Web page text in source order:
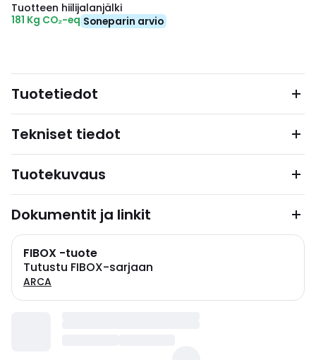
Tuotteen hiilijalanjälki
181 Kg CO₂-eq Soneparin arvio
Tuotetiedot
Tekniset tiedot
Tuotekuvaus
Dokumentit ja linkit
FIBOX -tuote
Tutustu FIBOX-sarjaan
ARCA